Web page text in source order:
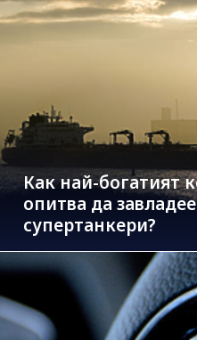
Как най-богатият
опитва да
супертанкери?